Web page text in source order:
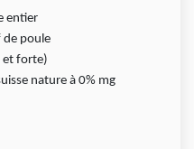
entier
de poule
et forte)
nature à 0% mg